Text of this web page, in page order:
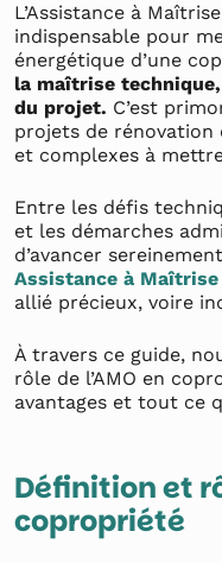
L’Assistance à
indispensable pour
énergétique d’une
la maîtrise
du projet. C’est
projets de rénovation
et complexes à
Entre les défis
et les démarches
d’avancer
Assistance à Maîtrise
allié précieux, voire
À travers ce guide,
rôle de l’AMO en
avantages et tout ce
Définition et
copropriété